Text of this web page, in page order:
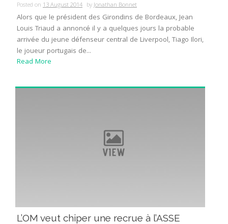
Posted on 13 August 2014 byJonathan Bonnet
Alors que le président des Girondins de Bordeaux, Jean
Louis Triaud a annoncé il y a quelques jours la probable
arrivée du jeune défenseur central de Liverpool, Tiago Ilori,
le joueur portugais de...
Read More
L’OM veut chiper une recrue à l’ASSE